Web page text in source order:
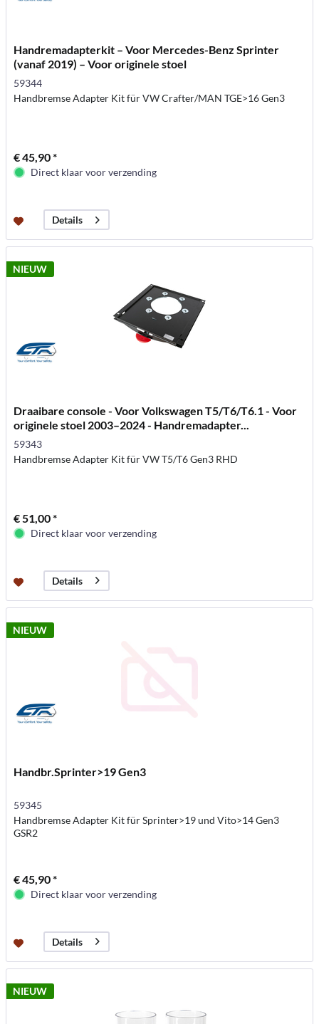
Handremadapterkit – Voor Mercedes-Benz Sprinter
(vanaf 2019) – Voor originele stoel
59344
Handbremse Adapter Kit für VW Crafter/MAN TGE>16 Gen3
€ 45,90 *
Direct klaar voor verzending
Details
NIEUW
Draaibare console - Voor Volkswagen T5/T6/T6.1 - Voor
originele stoel 2003–2024 - Handremadapter...
59343
Handbremse Adapter Kit für VW T5/T6 Gen3 RHD
€ 51,00 *
Direct klaar voor verzending
Details
NIEUW
Handbr.Sprinter>19 Gen3
59345
Handbremse Adapter Kit für Sprinter>19 und Vito>14 Gen3
GSR2
€ 45,90 *
Direct klaar voor verzending
Details
NIEUW